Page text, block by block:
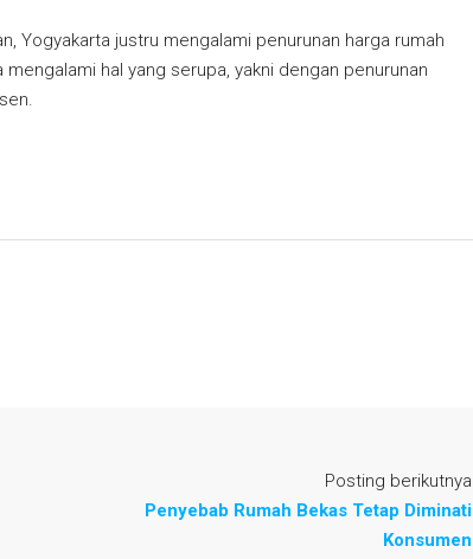
Yogyakarta justru mengalami penurunan harga rumah
hal yang serupa, yakni dengan penurunan
Posting berikutnya
Penyebab Rumah Bekas Tetap Diminati
Konsumen